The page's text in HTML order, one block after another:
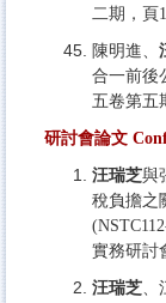
二期，頁
陳明進、
合一前後
五卷第五
研討會論文
汪瑞芝與
稅負擔之
實務研討
汪瑞芝、